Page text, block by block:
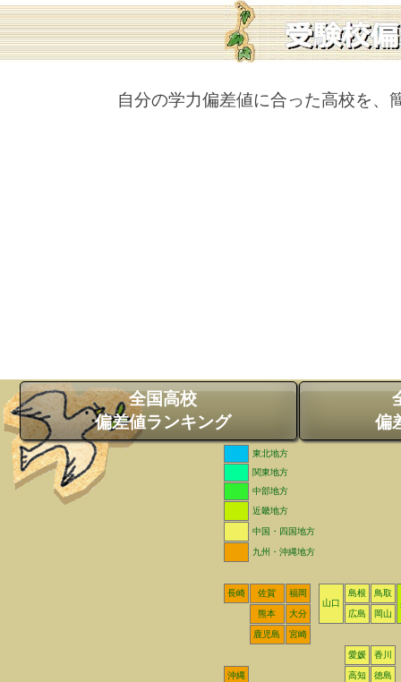
自分の学力偏差値に合った高校を、
全国高校
偏差値ランキング
偏
東北地方
関東地方
中部地方
近畿地方
中国・四国地方
九州・沖縄地方
長崎 佐賀
福岡
山口
島根
鳥取
熊本
大分 広島 岡山
鹿児島 宮崎
愛媛 香川
沖縄 高知 徳島